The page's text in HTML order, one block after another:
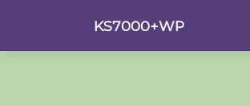
contenido
KS7000+WP